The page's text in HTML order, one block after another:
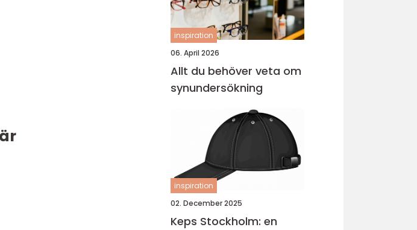
inspiration
06. April 2026
Allt du behöver veta om
synundersökning
inspiration
02. December 2025
Keps Stockholm: en